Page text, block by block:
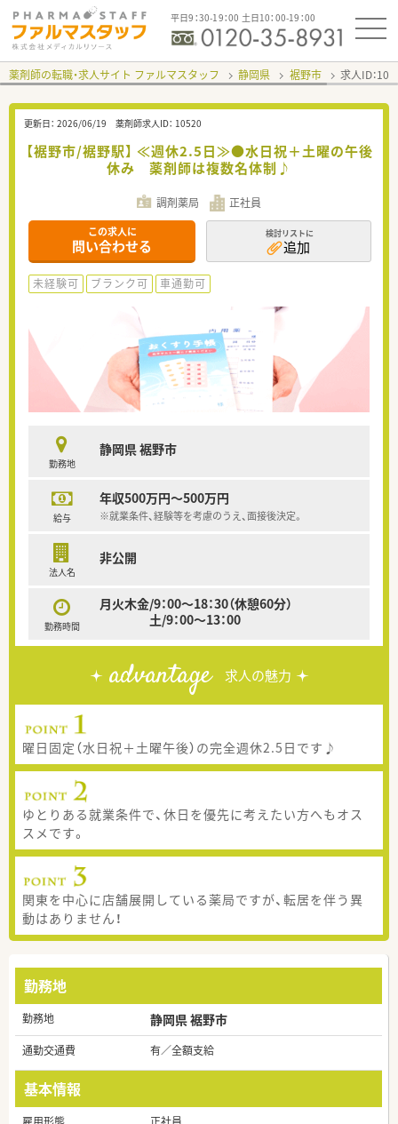
平日9：30-19：00 土日10：00-19：00
薬剤師の転職・求人サイト ファルマスタッフ 静岡県 裾野市 求人ID：
更新日： 2026/06/19 薬剤師求人ID： 10520
【裾野市/裾野駅】 ≪週休2.5日≫●水日祝＋土曜の午後
休み 薬剤師は複数名体制♪
調剤薬局 正社員
この求人に
問い合わせる
検討リストに
追加
未経験可 ブランク可 車通勤可
勤務地
静岡県 裾野市
給与
年収500万円～500万円
※就業条件、経験等を考慮のうえ、面接後決定。
法人名
非公開
勤務時間
月火木金/9：00～18：30（休憩60分）
土/9：00～13：00
advantage 求人の魅力
曜日固定（水日祝＋土曜午後）の完全週休2.5日です♪
ゆとりある就業条件で、休日を優先に考えたい方へもオス
スメです。
関東を中心に店舗展開している薬局ですが、転居を伴う異
動はありません！
勤務地
勤務地 静岡県 裾野市
通勤交通費 有／全額支給
基本情報